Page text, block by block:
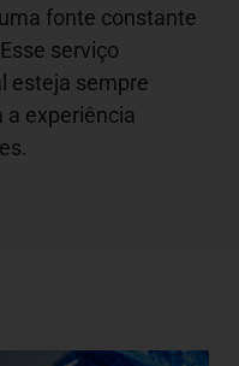
fonte constante
serviço
esteja sempre
a experiência